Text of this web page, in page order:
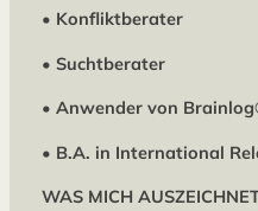
• Konfliktberater
• Suchtberater
• Anwender von
• B.A. in International
WAS MICH